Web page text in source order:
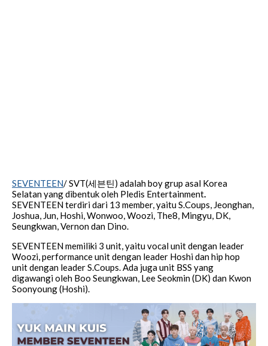
SEVENTEEN/ SVT(세븐틴) adalah boy grup asal Korea
Selatan yang dibentuk oleh Pledis Entertainment.
SEVENTEEN terdiri dari 13 member, yaitu S.Coups, Jeonghan,
Joshua, Jun, Hoshi, Wonwoo, Woozi, The8, Mingyu, DK,
Seungkwan, Vernon dan Dino.
SEVENTEEN memiliki 3 unit, yaitu vocal unit dengan leader
Woozi, performance unit dengan leader Hoshi dan hip hop
unit dengan leader S.Coups. Ada juga unit BSS yang
digawangi oleh Boo Seungkwan, Lee Seokmin (DK) dan Kwon
Soonyoung (Hoshi).